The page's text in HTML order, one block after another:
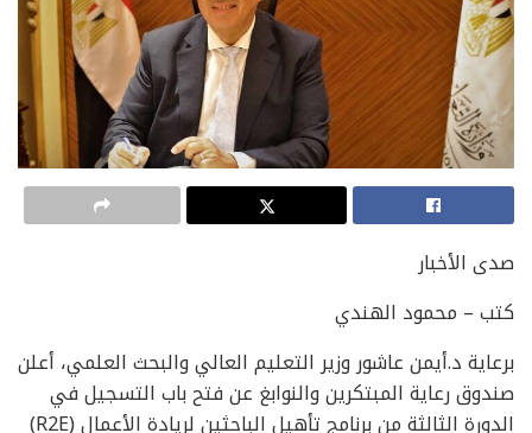
صدى الأخبار
كتب – محمود الهندي
برعاية د.أيمن عاشور وزير التعليم العالي والبحث العلمي، أعلن
صندوق رعاية المبتكرين والنوابغ عن فتح باب التسجيل في
الدورة الثالثة من برنامج تأهيل الباحثين لريادة الأعمال (R2E)